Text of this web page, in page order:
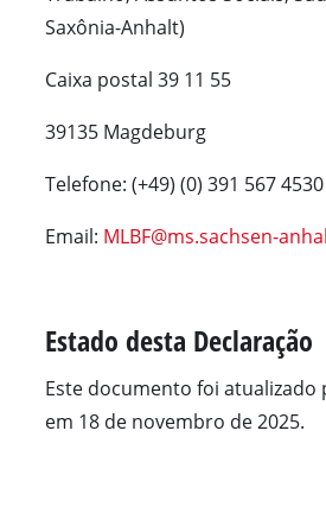
Saxônia-Anhalt)
Caixa postal 39 11 55
39135 Magdeburg
Telefone: (+49) (0) 391 567 4530
Email: MLBF@ms.sachsen-
Estado desta Declaração
Este documento foi atualizado
em 18 de novembro de 2025.